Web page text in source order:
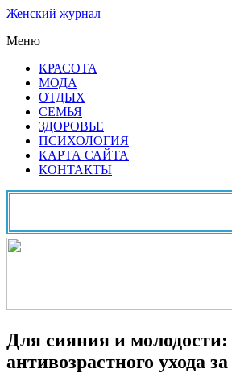
Женский журнал
Меню
КРАСОТА
МОДА
ОТДЫХ
СЕМЬЯ
ЗДОРОВЬЕ
ПСИХОЛОГИЯ
КАРТА САЙТА
КОНТАКТЫ
Для сияния и
антивозрастного ухода